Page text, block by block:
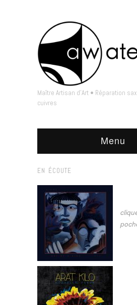
Maître Artisan d'Art • Réparation
cuivres
Menu
EN ÉCOUTE